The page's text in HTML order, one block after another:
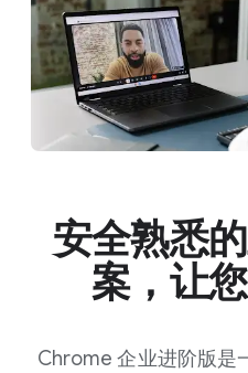
安全熟悉
案，让
Chrome 企业进阶版是